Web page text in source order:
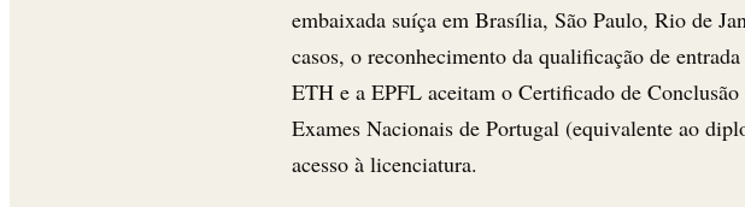
embaixada suíça em Brasília, São Paulo, Rio de
casos, o reconhecimento da qualificação de
ETH e a EPFL aceitam o Certificado de
Exames Nacionais de Portugal (equivalente ao
acesso à licenciatura.